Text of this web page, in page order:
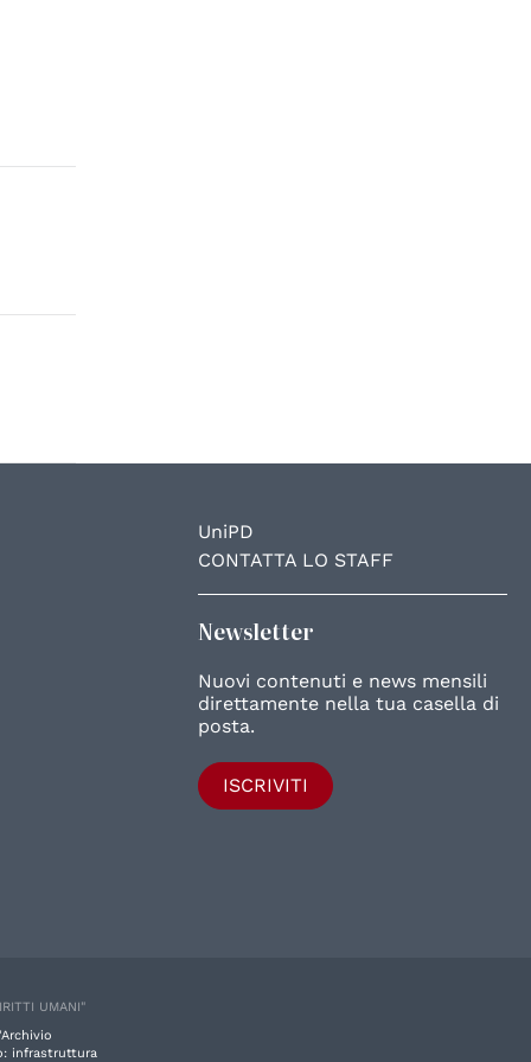
UniPD
CONTATTA LO STAFF
Newsletter
Nuovi contenuti e news mensili
direttamente nella tua casella di
posta.
ISCRIVITI
UMANI"
infrastruttura